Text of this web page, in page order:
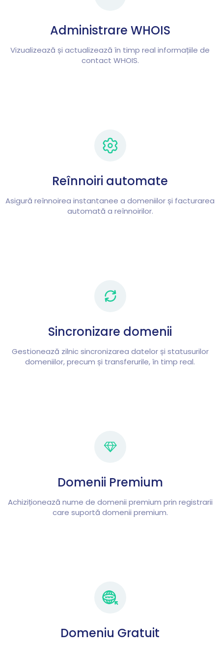
Administrare WHOIS
Vizualizează și actualizează în timp real informațiile de
contact WHOIS.
Reînnoiri automate
Asigură reînnoirea instantanee a domeniilor și facturarea
automată a reînnoirilor.
Sincronizare domenii
Gestionează zilnic sincronizarea datelor și statusurilor
domeniilor, precum și transferurile, în timp real.
Domenii Premium
Achiziționează nume de domenii premium prin registrarii
care suportă domenii premium.
Domeniu Gratuit